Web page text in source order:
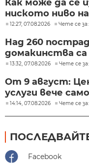
Как може да се
ниското ниво
12:27, 07.08.2026 Чете се
Над 260
домакинства са
13:32, 07.08.2026 Чете се
От 9 август:
услуги вече
14:14, 07.08.2026 Чете се
Facebook